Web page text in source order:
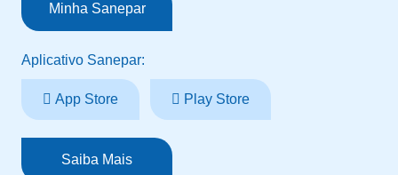
Minha Sanepar
Aplicativo Sanepar:
App Store Play Store
Saiba Mais